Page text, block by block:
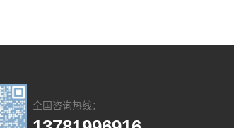
全国咨询热线：